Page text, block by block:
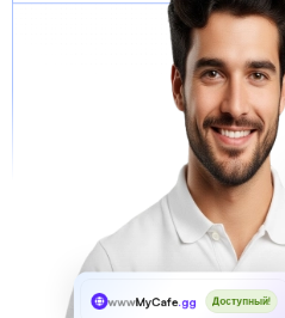
wwwMyCafe.gg Доступный!